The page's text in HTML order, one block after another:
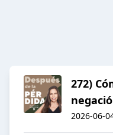
272)
2026-06-